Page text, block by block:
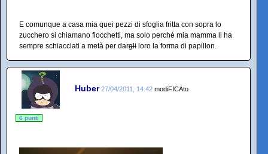
E comunque a casa mia quei pezzi di sfoglia fritta con sopra lo
zucchero si chiamano fiocchetti, ma solo perché mia mamma li ha
sempre schiacciati a metà per dargli loro la forma di papillon.
Huber 27/04/2011, 14:42 modiFICAto
6 punti